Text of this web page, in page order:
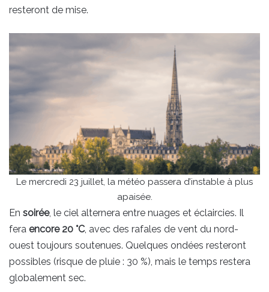
resteront de mise.
Le mercredi 23 juillet, la météo passera d’instable à plus
apaisée.
En soirée, le ciel alternera entre nuages et éclaircies. Il
fera encore 20 °C, avec des rafales de vent du nord-
ouest toujours soutenues. Quelques ondées resteront
possibles (risque de pluie : 30 %), mais le temps restera
globalement sec.